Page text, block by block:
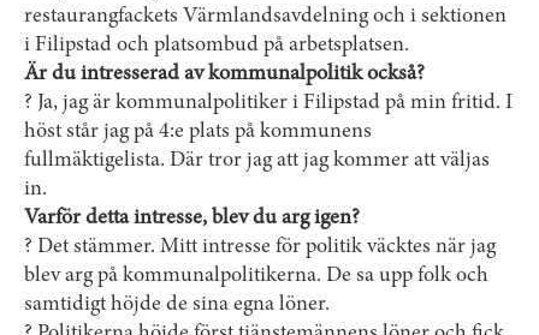
restaurangfackets Värmlandsavdelning och i sektionen
i Filipstad och platsombud på arbetsplatsen.
Är du intresserad av kommunalpolitik också?
? Ja, jag är kommunalpolitiker i Filipstad på min fritid. I
höst står jag på 4:e plats på kommunens
fullmäktigelista. Där tror jag att jag kommer att väljas
in.
Varför detta intresse, blev du arg igen?
? Det stämmer. Mitt intresse för politik väcktes när jag
blev arg på kommunalpolitikerna. De sa upp folk och
samtidigt höjde de sina egna löner.